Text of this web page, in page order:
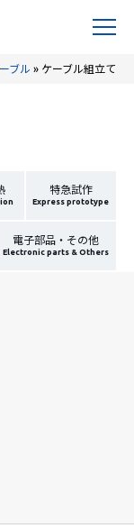
ブル » ケーブル組立て
特急試作
Express prototype
電子部品・その他
Electronic parts & Others